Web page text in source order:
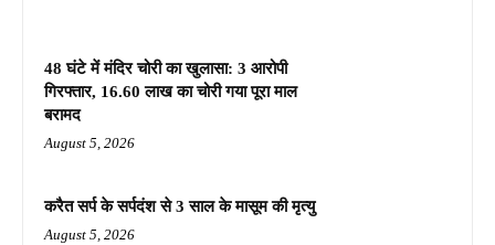
48 घंटे में मंदिर चोरी का खुलासा: 3 आरोपी
गिरफ्तार, 16.60 लाख का चोरी गया पूरा माल
बरामद
August 5, 2026
करैत सर्प के सर्पदंश से 3 साल के मासूम की मृत्यु
August 5, 2026